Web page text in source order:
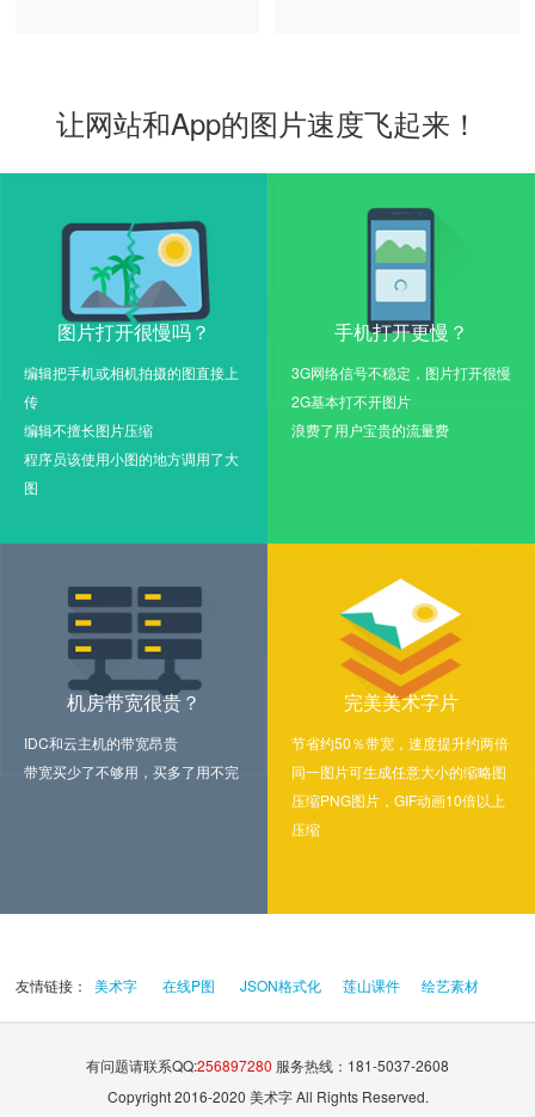
让网站和App的图片速度飞起来！
图片打开很慢吗？
编辑把手机或相机拍摄的图直接上
传
编辑不擅长图片压缩
程序员该使用小图的地方调用了大
图
手机打开更慢？
3G网络信号不稳定，图片打开很慢
2G基本打不开图片
浪费了用户宝贵的流量费
机房带宽很贵？
IDC和云主机的带宽昂贵
带宽买少了不够用，买多了用不完
完美美术字片
节省约50％带宽，速度提升约两倍
同一图片可生成任意大小的缩略图
压缩PNG图片，GIF动画10倍以上
压缩
友情链接：美术字 在线P图 JSON格式化 莲山课件 绘艺素材
有问题请联系QQ:256897280 服务热线：181-5037-2608
Copyright 2016-2020 美术字 All Rights Reserved.